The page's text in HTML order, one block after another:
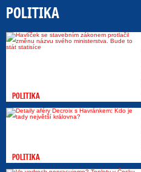
POLITIKA
POLITIKA
POLITIKA